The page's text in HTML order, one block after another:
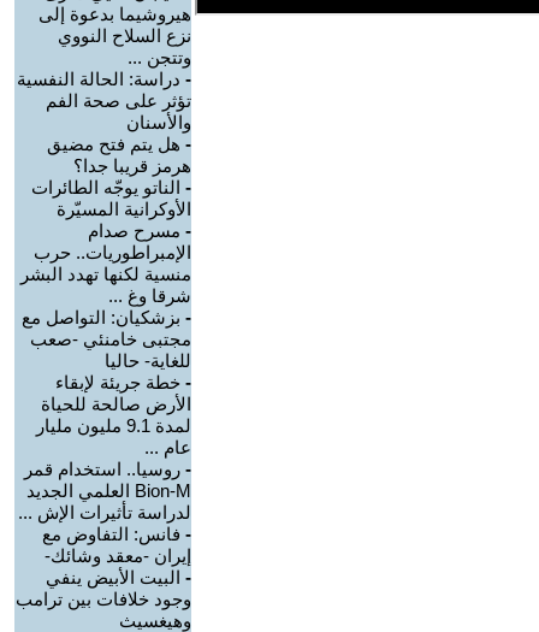
هيروشيما بدعوة إلى
نزع السلاح النووي
وتتجن ...
- دراسة: الحالة النفسية
تؤثر على صحة الفم
والأسنان
- هل يتم فتح مضيق
هرمز قريبا جدا؟
- الناتو يوجّه الطائرات
الأوكرانية المسيّرة
- مسرح صدام
الإمبراطوريات.. حرب
منسية لكنها تهدد البشر
شرقا وغ ...
- بزشكيان: التواصل مع
مجتبى خامنئي -صعب
للغاية- حاليا
- خطة جريئة لإبقاء
الأرض صالحة للحياة
لمدة 9.1 مليون مليار
عام ...
- روسيا.. استخدام قمر
Bion-M العلمي الجديد
لدراسة تأثيرات الإش ...
- فانس: التفاوض مع
إيران -معقد وشائك-
- البيت الأبيض ينفي
وجود خلافات بين ترامب
وهيغسيث